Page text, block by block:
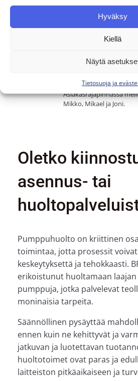
Hyväksy
Kiellä
Näytä
Tietosuoja ja
Lisäksi myyntitelineeseen
Meidän palvelullamme
Asiakasrajapinnassa
Mikko, Mikael ja Joni.
Oletko
asennus- tai
Pumppuhuolto on kriittinen
toimintaa, jotta prosessit
keskeytyksettä ja tehokkaasti.
erikoistunut huoltamaan
pumppuja, jotka palvelevat
moninaisia tarpeita.
Säännöllinen pysäyttää
ennen kuin ne kehittyvät ja
jatkuvan ja luotettavan
huoltotoimet ovat paras ja
laitteiston pitkäaikaiseen ja